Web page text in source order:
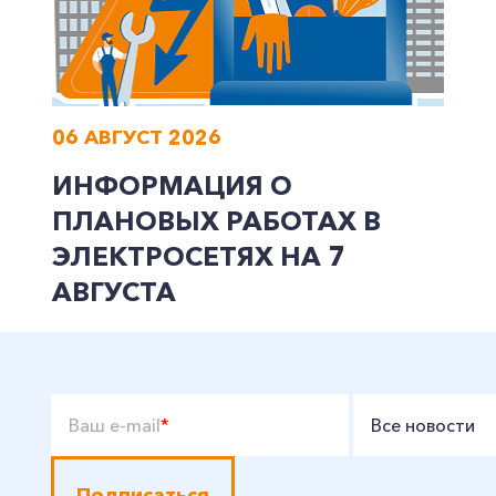
06 АВГУСТ 2026
ИНФОРМАЦИЯ О
ПЛАНОВЫХ РАБОТАХ В
ЭЛЕКТРОСЕТЯХ НА 7
АВГУСТА
Ваш e-mail* Все новости